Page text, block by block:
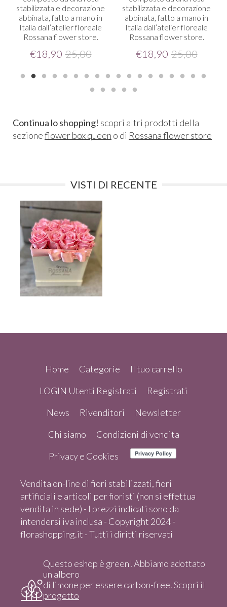
stabilizzata e decorazione
abbinata, fatto a mano in
Italia dall’atelier floreale
Rossana flower store.
€18,90 25,00
stabilizzata e decorazione
abbinata, fatto a mano in
Italia dall’atelier floreale
Rossana flower store.
€18,90 25,00
Continua lo shopping! scopri altri prodotti della
sezioneflower box queen o di Rossana flower store
VISTI DI RECENTE
Home Categorie
Il tuo carrello
LOGIN Utenti Registrati
Registrati
News
Rivenditori
Newsletter
Chi siamo
Condizioni di vendita
Privacy e Cookies
Vendita on-line di fiori stabilizzati, fiori
artificiali e articoli per fioristi (non si effettua
vendita in sede) - I prezzi indicati sono da
intendersi iva inclusa - Copyright 2024 -
florashopping.it - Tutti i diritti riservati
Questo eshop è green! Abbiamo adottato
un albero
di limone per essere carbon-free.Scopri il
progetto